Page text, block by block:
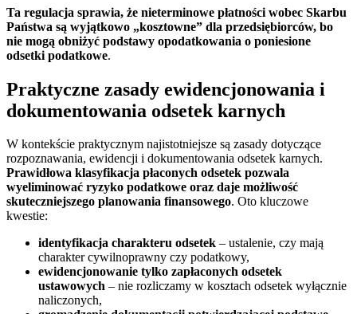
Ta regulacja sprawia, że nieterminowe płatności wobec Skarbu
Państwa są wyjątkowo „kosztowne” dla przedsiębiorców, bo
nie mogą obniżyć podstawy opodatkowania o poniesione
odsetki podatkowe.
Praktyczne zasady ewidencjonowania i
dokumentowania odsetek karnych
W kontekście praktycznym najistotniejsze są zasady dotyczące
rozpoznawania, ewidencji i dokumentowania odsetek karnych.
Prawidłowa klasyfikacja płaconych odsetek pozwala
wyeliminować ryzyko podatkowe oraz daje możliwość
skuteczniejszego planowania finansowego. Oto kluczowe
kwestie:
identyfikacja charakteru odsetek – ustalenie, czy mają
charakter cywilnoprawny czy podatkowy,
ewidencjonowanie tylko zapłaconych odsetek
ustawowych – nie rozliczamy w kosztach odsetek wyłącznie
naliczonych,